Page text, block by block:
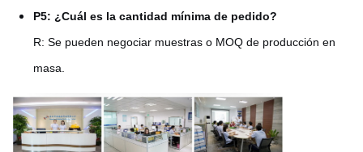
P5: ¿Cuál es la cantidad mínima de pedido?
R: Se pueden negociar muestras o MOQ de producción en
masa.